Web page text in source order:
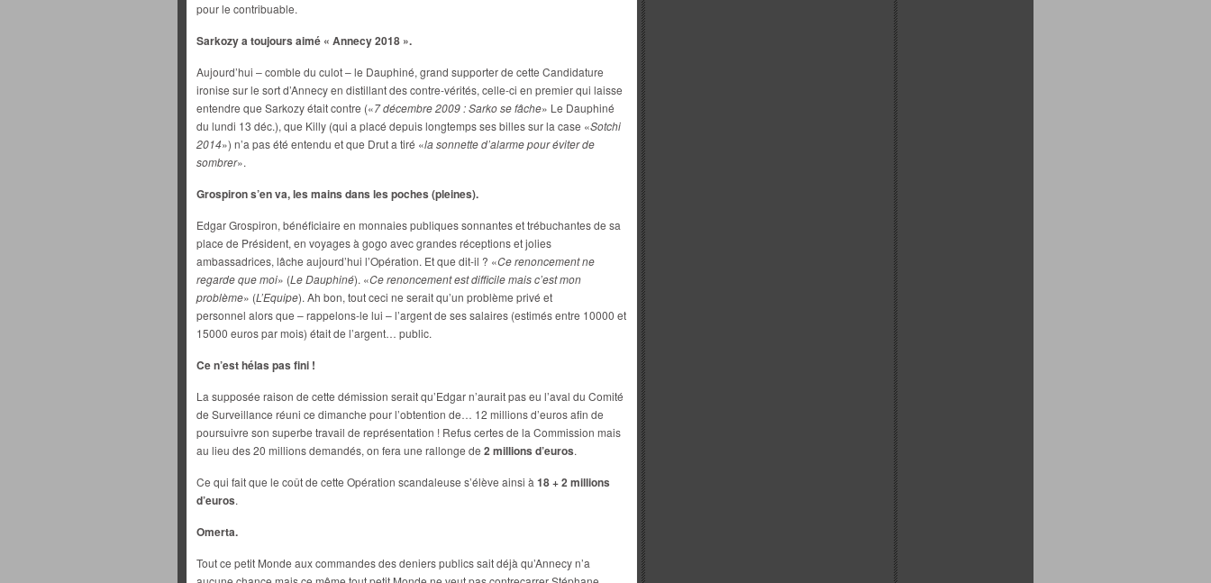
pour le contribuable.
Sarkozy a toujours aimé « Annecy 2018 ».
Aujourd’hui – comble du culot – le Dauphiné, grand supporter de cette Candidature
ironise sur le sort d’Annecy en distillant des contre-vérités, celle-ci en premier qui laisse
entendre que Sarkozy était contre («7 décembre 2009 : Sarko se fâche» Le Dauphiné
du lundi 13 déc.), que Killy (qui a placé depuis longtemps ses billes sur la case «Sotchi
2014») n’a pas été entendu et que Drut a tiré «la sonnette d’alarme pour éviter de
sombrer».
Grospiron s’en va, les mains dans les poches (pleines).
Edgar Grospiron, bénéficiaire en monnaies publiques sonnantes et trébuchantes de sa
place de Président, en voyages à gogo avec grandes réceptions et jolies
ambassadrices, lâche aujourd’hui l’Opération. Et que dit-il ? «Ce renoncement ne
regarde que moi» (Le Dauphiné). «Ce renoncement est difficile mais c’est mon
problème» (L’Equipe). Ah bon, tout ceci ne serait qu’un problème privé et
personnel alors que – rappelons-le lui – l’argent de ses salaires (estimés entre 10000 et
15000 euros par mois) était de l’argent… public.
Ce n’est hélas pas fini !
La supposée raison de cette démission serait qu’Edgar n’aurait pas eu l’aval du Comité
de Surveillance réuni ce dimanche pour l’obtention de… 12 millions d’euros afin de
poursuivre son superbe travail de représentation ! Refus certes de la Commission mais
au lieu des 20 millions demandés, on fera une rallonge de 2 millions d’euros.
Ce qui fait que le coût de cette Opération scandaleuse s’élève ainsi à 18 + 2 millions
d’euros.
Omerta.
Tout ce petit Monde aux commandes des deniers publics sait déjà qu’Annecy n’a